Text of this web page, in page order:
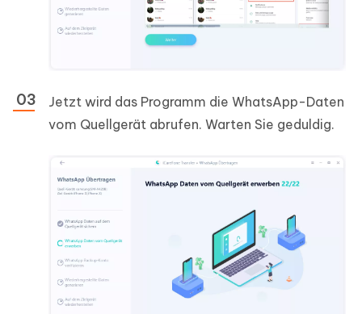
Jetzt wird das Programm die WhatsApp-Daten
vom Quellgerät abrufen. Warten Sie geduldig.